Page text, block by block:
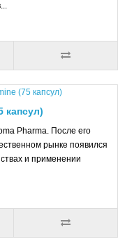
капсул)
Pharma. После его
рынке появился
и применении